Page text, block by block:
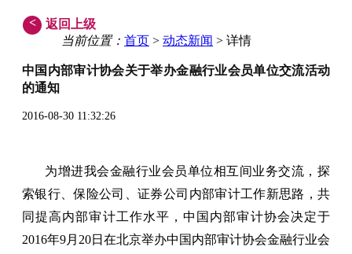
<
返回上级
当前位置： 首页 > 动态新闻 > 详情
中国内部审计协会关于举办金融行业会员单位交流活动
的通知
2016-08-30 11:32:26
为增进我会金融行业会员单位相互间业务交流，探
索银行、保险公司、证券公司内部审计工作新思路，共
同提高内部审计工作水平，中国内部审计协会决定于
2016年9月20日在北京举办中国内部审计协会金融行业会